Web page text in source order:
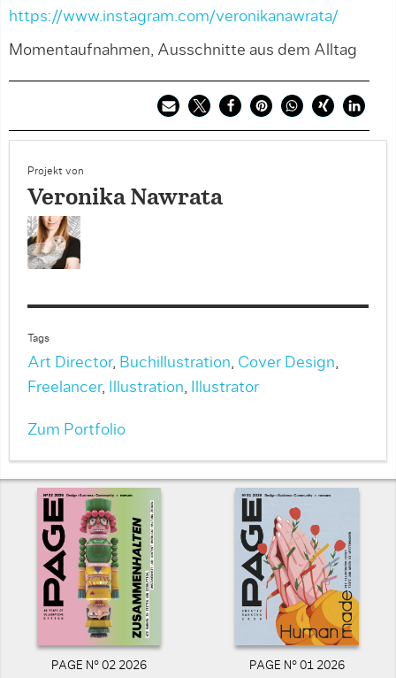
https://www.instagram.com/veronikanawrata/
Momentaufnahmen, Ausschnitte aus dem Alltag
Projekt von
Veronika Nawrata
Tags
Art Director, Buchillustration, Cover Design,
Freelancer, Illustration, Illustrator
Zum Portfolio
PAGE N° 02 2026 PAGE N° 01 2026